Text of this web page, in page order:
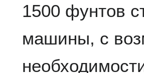
1500 фунтов
машины, с